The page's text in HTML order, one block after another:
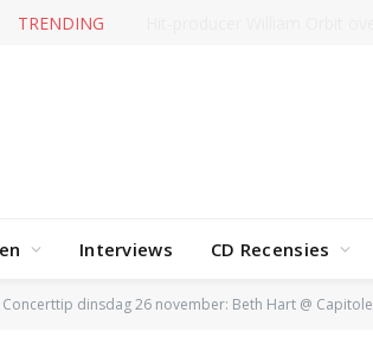
TRENDING
Interviews CD Recensies
Concerttip dinsdag 26 november: Beth Hart @ Capitole